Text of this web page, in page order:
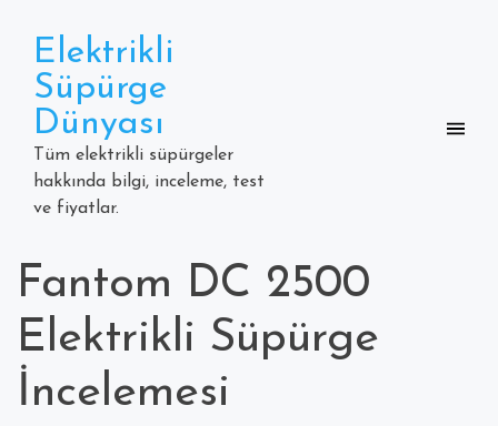
contentElektrikli
Süpürge
Dünyası
Tüm elektrikli süpürgeler
hakkında bilgi, inceleme, test
ve fiyatlar.
Fantom DC 2500
Elektrikli Süpürge
İncelemesi